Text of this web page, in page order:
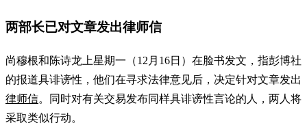
两部长已对文章发出律师信
尚穆根和陈诗龙上星期一（12月16日）在脸书发文，指彭博社
的报道具诽谤性，他们在寻求法律意见后，决定针对文章发出
律师信。同时对有关交易发布同样具诽谤性言论的人，两人将
采取类似行动。